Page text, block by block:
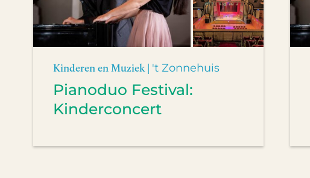
Kinderen en Muziek | 't Zonnehuis
Pianoduo Festival:
Kinderconcert